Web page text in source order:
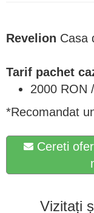
Revelion Casa
Tarif pachet
2000 RON
*Recomandat
Cereti
Vizitați